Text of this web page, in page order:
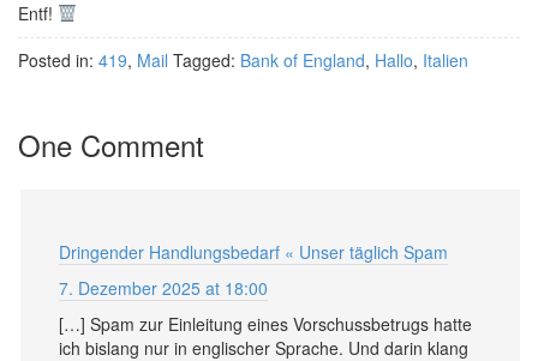
Entf!
Posted in: 419, Mail Tagged: Bank of England, Hallo, Italien
One Comment
Dringender Handlungsbedarf « Unser täglich Spam
7. Dezember 2025 at 18:00
[…] Spam zur Einleitung eines Vorschussbetrugs hatte
ich bislang nur in englischer Sprache. Und darin klang